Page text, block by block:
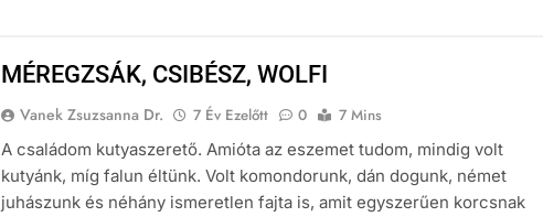
MÉREGZSÁK, CSIBÉSZ, WOLFI
Vanek Zsuzsanna Dr. 7 Év Ezelőtt 0
7 Mins
A családom kutyaszerető. Amióta az eszemet tudom, mindig volt
kutyánk, míg falun éltünk. Volt komondorunk, dán dogunk, német
juhászunk és néhány ismeretlen fajta is, amit egyszerűen korcsnak